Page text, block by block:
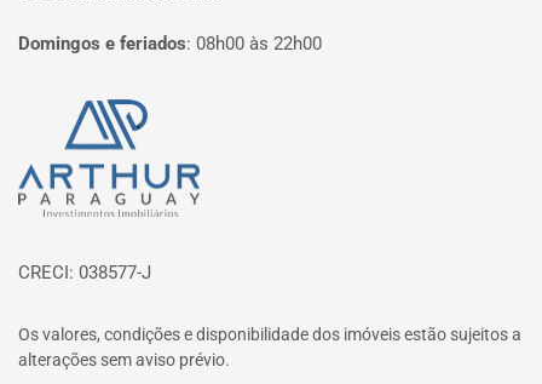
Domingos e feriados: 08h00 às 22h00
Página inicial
CRECI: 038577-J
Os valores, condições e disponibilidade dos imóveis estão sujeitos a
alterações sem aviso prévio.